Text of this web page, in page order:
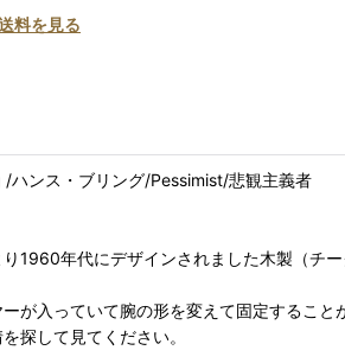
料を見る
ンス・ブリング/Pessimist/悲観主義者
1960年代にデザインされました木製（チ
が入っていて腕の形を変えて固定すること
探して見てください。